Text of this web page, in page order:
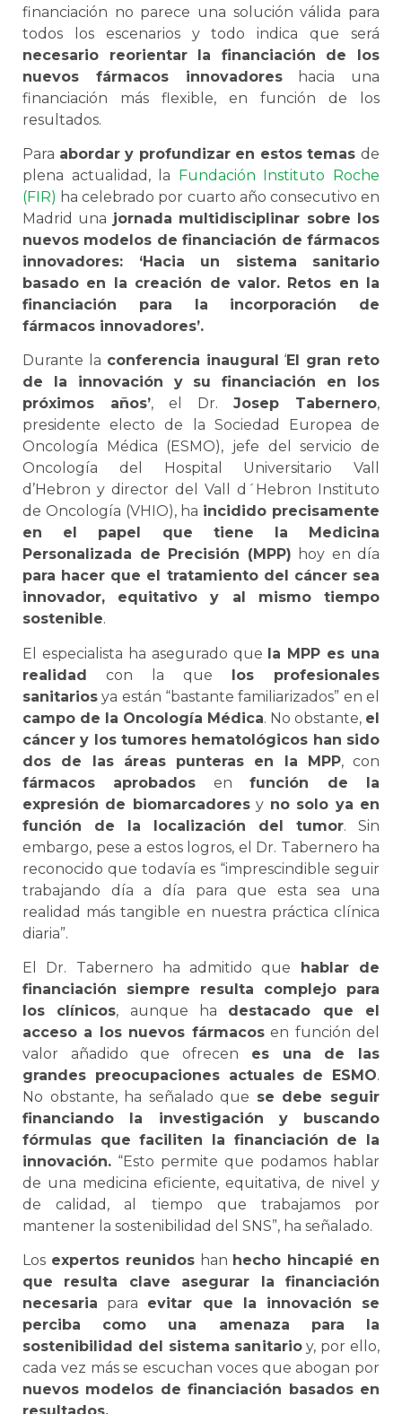
financiación no parece una solución válida para
todos los escenarios y todo indica que será
necesario reorientar la financiación de los
nuevos fármacos innovadoreshacia una
financiación más flexible, en función de los
resultados.
Para abordar y profundizar en estos temasde
plena actualidad, la Fundación Instituto Roche
(FIR) ha celebrado por cuarto año consecutivo en
Madrid una jornada multidisciplinar sobre los
nuevos modelos de financiación de fármacos
innovadores: ‘Hacia un sistema sanitario
basado en la creación de valor. Retos en la
financiación para la incorporación de
fármacos innovadores’.
Durante la conferencia inaugural ‘El gran reto
de la innovación y su financiación en los
próximos años’, el Dr. Josep Tabernero,
presidente electo de la Sociedad Europea de
Oncología Médica (ESMO), jefe del servicio de
Oncología del Hospital Universitario Vall
d’Hebron y director del Vall d´Hebron Instituto
de Oncología (VHIO), ha incidido precisamente
en el papel que tiene la Medicina
Personalizada de Precisión (MPP) hoy en día
para hacer que el tratamiento del cáncer sea
innovador, equitativo y al mismo tiempo
sostenible.
El especialista ha asegurado que la MPP es una
realidad con la que los profesionales
sanitarios ya están “bastante familiarizados” en el
campo de la Oncología Médica. No obstante, el
cáncer y los tumores hematológicos han sido
dos de las áreas punteras en la MPP, con
fármacos aprobados enfunción de la
expresión de biomarcadoresy no solo ya en
función de la localización del tumor. Sin
embargo, pese a estos logros, el Dr. Tabernero ha
reconocido que todavía es “imprescindible seguir
trabajando día a día para que esta sea una
realidad más tangible en nuestra práctica clínica
diaria”.
El Dr. Tabernero ha admitido que hablar de
financiación siempre resulta complejo para
los clínicos, aunque ha destacado que el
acceso a los nuevos fármacosen función del
valor añadido que ofrecen es una de las
grandes preocupaciones actuales de ESMO.
No obstante, ha señalado que se debe seguir
financiando la investigación y buscando
fórmulas que faciliten la financiación de la
innovación. “Esto permite que podamos hablar
de una medicina eficiente, equitativa, de nivel y
de calidad, al tiempo que trabajamos por
mantener la sostenibilidad del SNS”, ha señalado.
Los expertos reunidoshan hecho hincapié en
que resulta clave asegurar la financiación
necesaria para evitar que la innovación se
perciba como una amenaza para la
sostenibilidad del sistema sanitarioy, por ello,
cada vez más se escuchan voces que abogan por
nuevos modelos de financiación basados en